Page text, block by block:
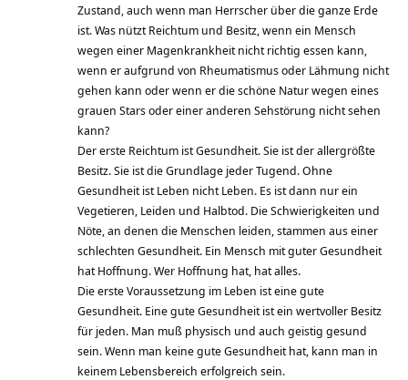
Zustand, auch wenn man Herrscher über die ganze Erde
ist. Was nützt Reichtum und Besitz, wenn ein Mensch
wegen einer Magenkrankheit nicht richtig essen kann,
wenn er aufgrund von Rheumatismus oder Lähmung nicht
gehen kann oder wenn er die schöne Natur wegen eines
grauen Stars oder einer anderen Sehstörung nicht sehen
kann?
Der erste Reichtum ist Gesundheit. Sie ist der allergrößte
Besitz. Sie ist die Grundlage jeder Tugend. Ohne
Gesundheit ist Leben nicht Leben. Es ist dann nur ein
Vegetieren, Leiden und Halbtod. Die Schwierigkeiten und
Nöte, an denen die Menschen leiden, stammen aus einer
schlechten Gesundheit. Ein Mensch mit guter Gesundheit
hat Hoffnung. Wer Hoffnung hat, hat alles.
Die erste Voraussetzung im Leben ist eine gute
Gesundheit. Eine gute Gesundheit ist ein wertvoller Besitz
für jeden. Man muß physisch und auch geistig gesund
sein. Wenn man keine gute Gesundheit hat, kann man in
keinem Lebensbereich erfolgreich sein.